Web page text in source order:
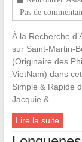
Pas de
À la Recherche
sur Saint-Martin-
(Originaire des
VietNam) dans
Simple & Rapide
Jacquie &…
Lire la suite